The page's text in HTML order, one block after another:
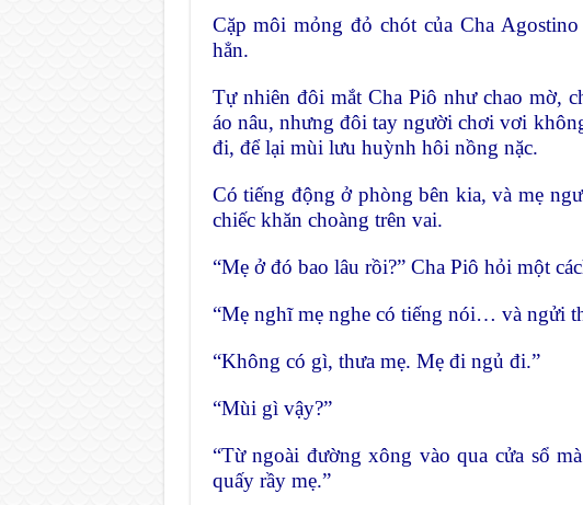
Cặp môi mỏng đỏ chót của Cha
hẳn.
Tự nhiên đôi mắt Cha Piô như chao mờ,
áo nâu, nhưng đôi tay người chơi vơi
đi, để lại mùi lưu huỳnh hôi nồng nặc.
Có tiếng động ở phòng bên kia, và mẹ
chiếc khăn choàng trên vai.
“Mẹ ở đó bao lâu rồi?” Cha Piô hỏi một
“Mẹ nghĩ mẹ nghe có tiếng nói… và ngửi
“Không có gì, thưa mẹ. Mẹ đi ngủ đi.”
“Mùi gì vậy?”
“Từ ngoài đường xông vào qua cửa sổ
quấy rầy mẹ.”